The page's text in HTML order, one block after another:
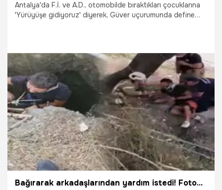
Antalya'da F.İ. ve A.D., otomobilde bıraktıkları çocuklarına
'Yürüyüşe gidiyoruz' diyerek, Güver uçurumunda define
geçirildikten sonra polise teslim edildi.
7.09.2021 Yaşam
Bağırarak arkadaşlarından yardım istedi! Fotoğraf çekeyim derken...